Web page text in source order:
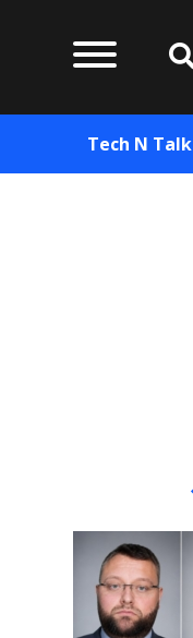
Tech N Talk